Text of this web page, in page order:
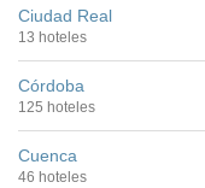
Ciudad Real
13 hoteles
Córdoba
125 hoteles
Cuenca
46 hoteles